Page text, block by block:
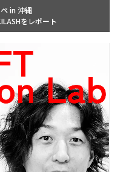
in 沖縄
をレポート